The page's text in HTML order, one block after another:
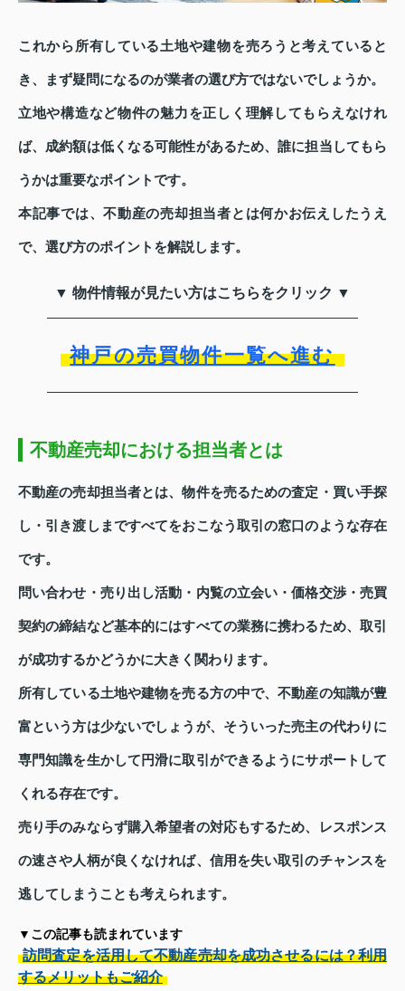
これから所有している土地や建物を売ろうと考えていると
き、まず疑問になるのが業者の選び方ではないでしょうか。
立地や構造など物件の魅力を正しく理解してもらえなけれ
ば、成約額は低くなる可能性があるため、誰に担当してもら
うかは重要なポイントです。
本記事では、不動産の売却担当者とは何かお伝えしたうえ
で、選び方のポイントを解説します。
▼ 物件情報が見たい方はこちらをクリック ▼
神戸の売買物件一覧へ進む
不動産売却における担当者とは
不動産の売却担当者とは、物件を売るための査定・買い手探
し・引き渡しまですべてをおこなう取引の窓口のような存在
です。
問い合わせ・売り出し活動・内覧の立会い・価格交渉・売買
契約の締結など基本的にはすべての業務に携わるため、取引
が成功するかどうかに大きく関わります。
所有している土地や建物を売る方の中で、不動産の知識が豊
富という方は少ないでしょうが、そういった売主の代わりに
専門知識を生かして円滑に取引ができるようにサポートして
くれる存在です。
売り手のみならず購入希望者の対応もするため、レスポンス
の速さや人柄が良くなければ、信用を失い取引のチャンスを
逃してしまうことも考えられます。
▼この記事も読まれています
訪問査定を活用して不動産売却を成功させるには？利用
するメリットもご紹介